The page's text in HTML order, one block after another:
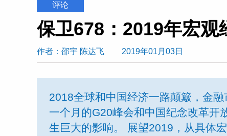
评论
保卫678：2019年宏观
作者 ：邵宇 陈达飞 2019年01月03日
2018全球和中国经济一路颠簸，金
一个月的G20峰会和中国纪念改革开
生巨大的影响。 展望2019，从具体